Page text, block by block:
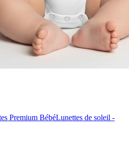
Premium BébéLunettes de soleil -